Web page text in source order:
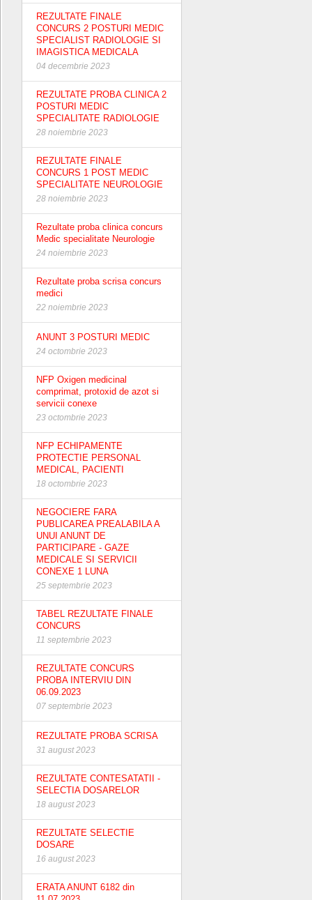
REZULTATE FINALE
CONCURS 2 POSTURI MEDIC
SPECIALIST RADIOLOGIE SI
IMAGISTICA MEDICALA
04 decembrie 2023
REZULTATE PROBA CLINICA 2
POSTURI MEDIC
SPECIALITATE RADIOLOGIE
28 noiembrie 2023
REZULTATE FINALE
CONCURS 1 POST MEDIC
SPECIALITATE NEUROLOGIE
28 noiembrie 2023
Rezultate proba clinica concurs
Medic specialitate Neurologie
24 noiembrie 2023
Rezultate proba scrisa concurs
medici
22 noiembrie 2023
ANUNT 3 POSTURI MEDIC
24 octombrie 2023
NFP Oxigen medicinal
comprimat, protoxid de azot si
servicii conexe
23 octombrie 2023
NFP ECHIPAMENTE
PROTECTIE PERSONAL
MEDICAL, PACIENTI
18 octombrie 2023
NEGOCIERE FARA
PUBLICAREA PREALABILA A
UNUI ANUNT DE
PARTICIPARE - GAZE
MEDICALE SI SERVICII
CONEXE 1 LUNA
25 septembrie 2023
TABEL REZULTATE FINALE
CONCURS
11 septembrie 2023
REZULTATE CONCURS
PROBA INTERVIU DIN
06.09.2023
07 septembrie 2023
REZULTATE PROBA SCRISA
31 august 2023
REZULTATE CONTESATATII -
SELECTIA DOSARELOR
18 august 2023
REZULTATE SELECTIE
DOSARE
16 august 2023
ERATA ANUNT 6182 din